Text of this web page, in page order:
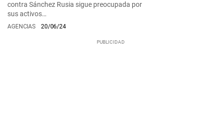
contra Sánchez Rusia sigue preocupada por
sus activos…
AGENCIAS 20/06/24